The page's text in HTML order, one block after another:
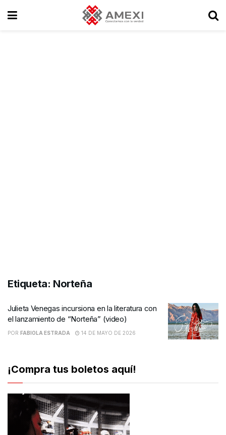
Etiqueta: Norteña
Julieta Venegas incursiona en la literatura con
el lanzamiento de “Norteña” (video)
POR FABIOLA ESTRADA 14 DE MAYO DE 2026
¡Compra tus boletos aquí!